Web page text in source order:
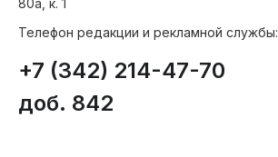
80а, к. 1
Телефон редакции и рекламной службы:
+7 (342) 214-47-70
доб. 842